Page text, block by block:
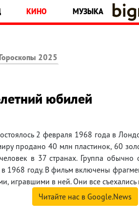
КИНО МУЗЫКА
2025
юбилей
2 февраля 1968 года в
продано 40 млн пластинок, 60
в 37 странах. Группа обычно
1968 году. В фильм включены
игравшими в ней. Они все
Читайте нас в Google.News